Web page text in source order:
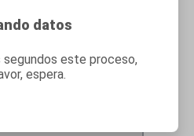
datos
segundos este proceso,
espera.